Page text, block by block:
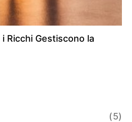
Ricchi Gestiscono la
(5)